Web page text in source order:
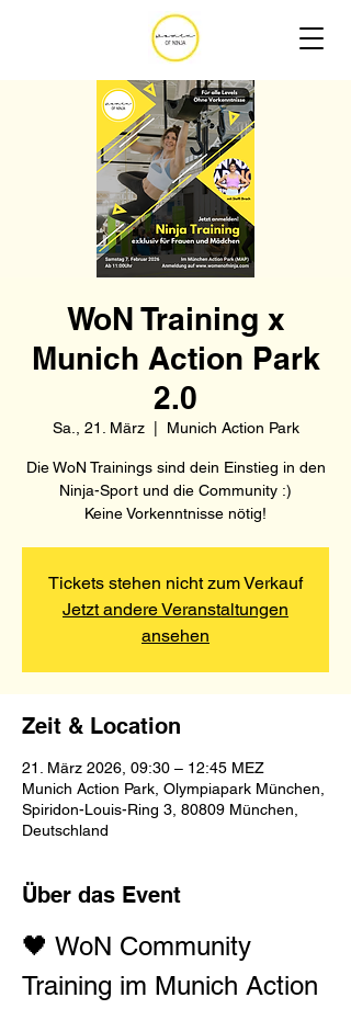
WoN Training x
Munich Action Park
2.0
Sa., 21. März
  |
Munich Action Park
Die WoN Trainings sind dein Einstieg in den
Ninja-Sport und die Community :)
Keine Vorkenntnisse nötig!
Tickets stehen nicht zum Verkauf
Jetzt andere Veranstaltungen
ansehen
Zeit & Location
21. März 2026, 09:30 – 12:45 MEZ
Munich Action Park, Olympiapark München,
Spiridon-Louis-Ring 3, 80809 München,
Deutschland
Über das Event
🖤 WoN Community
Training im Munich Action